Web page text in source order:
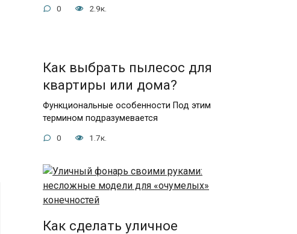
0 2.9к.
Как выбрать пылесос для
квартиры или дома?
Функциональные особенности Под этим
термином подразумевается
0 1.7к.
Как сделать уличное